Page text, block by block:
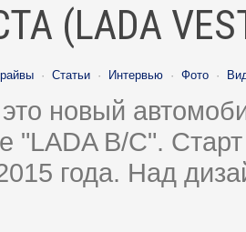
(LADA
· Статьи · Интервью · Фото ·
новый
"LADA B/C".
года. Над